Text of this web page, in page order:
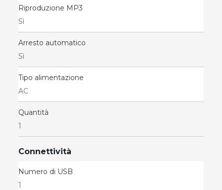
Riproduzione MP3
Sì
Arresto automatico
Sì
Tipo alimentazione
AC
Quantità
1
Connettività
Numero di USB
1